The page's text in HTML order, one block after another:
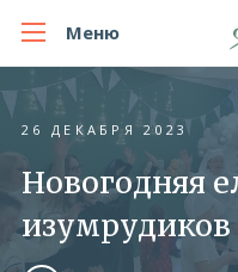
Меню
26 ДЕКАБРЯ 2023
Новогодняя
изумрудиков